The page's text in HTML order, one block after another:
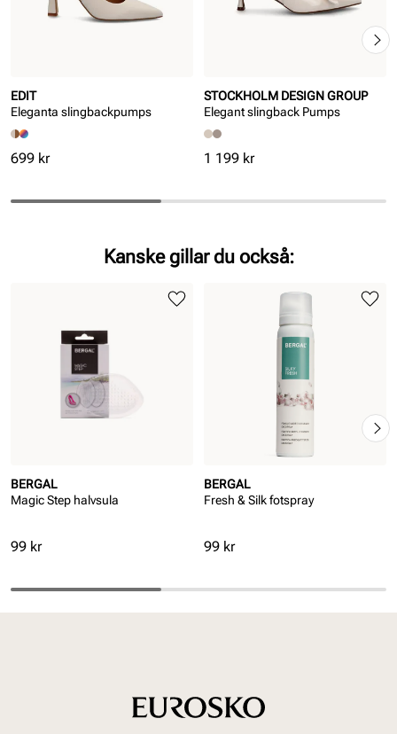
EDIT
Eleganta slingbackpumps
Pris
699 kr
STOCKHOLM DESIGN GROUP
Elegant slingback Pumps
Pris
1 199 kr
Kanske gillar du också:
BERGAL
Magic Step halvsula
Pris
99 kr
BERGAL
Fresh & Silk fotspray
Pris
99 kr